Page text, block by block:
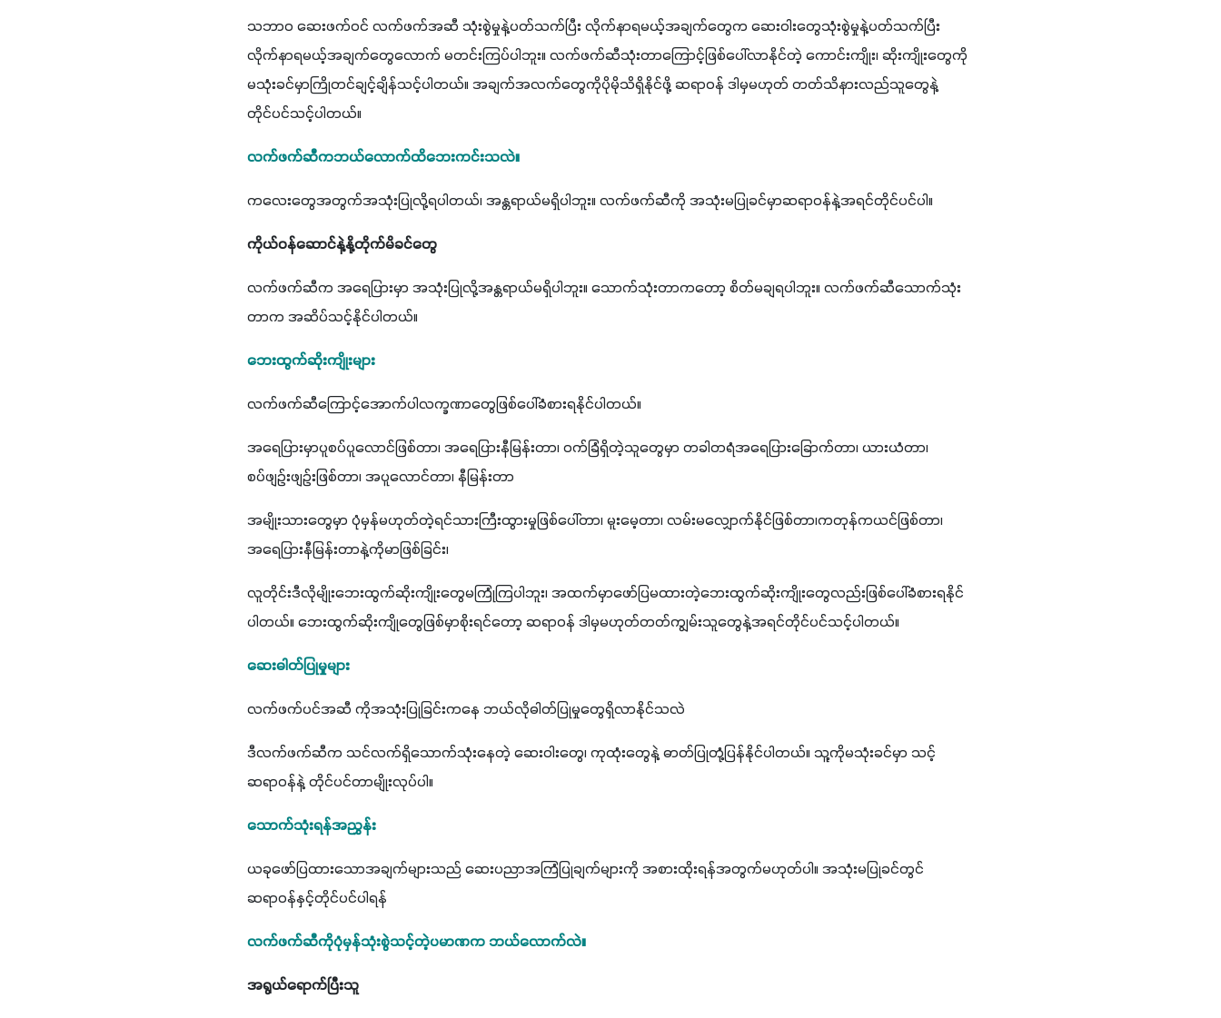
သဘာ၀ ဆေးဖက်ဝင် လက်ဖက်အဆီ သုံးစွဲမှုနဲ့ပတ်သက်ပြီး လိုက်နာရမယ့်အချက်တွေက ဆေးဝါးတွေသုံးစွဲမှုနဲ့ပတ်သက်ပြီး
လိုက်နာရမယ့်အချက်တွေလောက် မတင်းကြပ်ပါဘူး။ လက်ဖက်ဆီသုံးတာကြောင့်ဖြစ်ပေါ်လာနိုင်တဲ့ ကောင်းကျိုး၊ ဆိုးကျိုးတွေကို
မသုံးခင်မှာကြိုတင်ချင့်ချိန်သင့်ပါတယ်။ အချက်အလက်တွေကိုပိုမိုသိရှိနိုင်ဖို့ ဆရာဝန် ဒါမှမဟုတ် တတ်သိနားလည်သူတွေနဲ့
တိုင်ပင်သင့်ပါတယ်။
လက်ဖက်ဆီကဘယ်လောက်ထိဘေးကင်းသလဲ။
ကလေးတွေအတွက်အသုံးပြုလို့ရပါတယ်၊ အန္တရာယ်မရှိပါဘူး။ လက်ဖက်ဆီကို အသုံးမပြုခင်မှာဆရာဝန်နဲ့အရင်တိုင်ပင်ပါ။
ကိုယ်ဝန်ဆောင်နဲ့နို့တိုက်မိခင်တွေ
လက်ဖက်ဆီက အရေပြားမှာ အသုံးပြုလို့အန္တရာယ်မရှိပါဘူး။ သောက်သုံးတာကတော့ စိတ်မချရပါဘူး။ လက်ဖက်ဆီသောက်သုံး
တာက အဆိပ်သင့်နိုင်ပါတယ်။
ဘေးထွက်ဆိုးကျိုးများ
လက်ဖက်ဆီကြောင့်အောက်ပါလက္ခဏာတွေဖြစ်ပေါ်ခံစားရနိုင်ပါတယ်။
အရေပြားမှာပူစပ်ပူလောင်ဖြစ်တာ၊ အရေပြားနီမြန်းတာ၊ ဝက်ခြံရှိတဲ့သူတွေမှာ တခါတရံအရေပြားခြောက်တာ၊ ယားယံတာ၊
စပ်ဖျဉ်းဖျဉ်းဖြစ်တာ၊ အပူလောင်တာ၊ နီမြန်းတာ
အမျိုးသားတွေမှာ ပုံမှန်မဟုတ်တဲ့ရင်သားကြီးထွားမှုဖြစ်ပေါ်တာ၊ မူးမေ့တာ၊ လမ်းမလျှောက်နိုင်ဖြစ်တာ၊ကတုန်ကယင်ဖြစ်တာ၊
အရေပြားနီမြန်းတာနဲ့ကိုမာဖြစ်ခြင်း၊
လူတိုင်းဒီလိုမျိုးဘေးထွက်ဆိုးကျိုးတွေမကြုံကြပါဘူး၊ အထက်မှာဖော်ပြမထားတဲ့ဘေးထွက်ဆိုးကျိုးတွေလည်းဖြစ်ပေါ်ခံစားရနိုင်
ပါတယ်။ ဘေးထွက်ဆိုးကျိုတွေဖြစ်မှာစိုးရင်တော့ ဆရာဝန် ဒါမှမဟုတ်တတ်ကျွမ်းသူတွေနဲ့အရင်တိုင်ပင်သင့်ပါတယ်။
ဆေးဓါတ်ပြုမှုများ
လက်ဖက်ပင်အဆီ ကိုအသုံးပြုခြင်းကနေ ဘယ်လိုဓါတ်ပြုမှုတွေရှိလာနိုင်သလဲ
ဒီလက်ဖက်ဆီက သင်လက်ရှိသောက်သုံးနေတဲ့ ဆေးဝါးတွေ၊ ကုထုံးတွေနဲ့ ဓာတ်ပြုတုံ့ပြန်နိုင်ပါတယ်။ သူ့ကိုမသုံးခင်မှာ သင့်
ဆရာဝန်နဲ့ တိုင်ပင်တာမျိုးလုပ်ပါ။
သောက်သုံးရန်အညွှန်း
ယခုဖော်ပြထားသောအချက်များသည် ဆေးပညာအကြံပြုချက်များကို အစားထိုးရန်အတွက်မဟုတ်ပါ။ အသုံးမပြုခင်တွင်
ဆရာဝန်နှင့်တိုင်ပင်ပါရန်
လက်ဖက်ဆီကိုပုံမှန်သုံးစွဲသင့်တဲ့ပမာဏက ဘယ်လောက်လဲ။
အရွယ်ရောက်ပြီးသူ